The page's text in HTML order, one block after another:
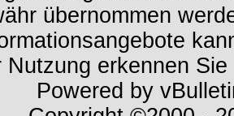
übernommen
Nutzung erkennen
Powered by